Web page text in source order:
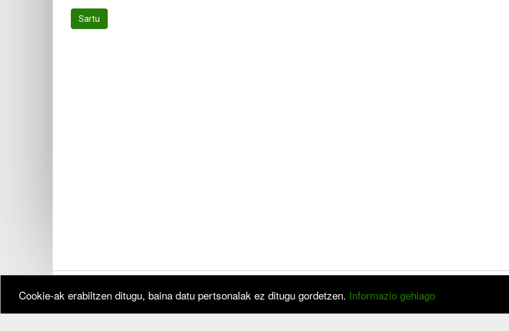
Cookie-ak erabiltzen ditugu, baina datu pertsonalak ez ditugu gordetzen. Informazio gehiago
Sartu